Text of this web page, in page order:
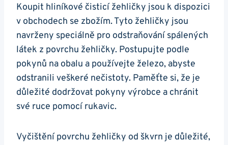
Koupit hliníkové⁢ čisticí žehličky jsou k dispozici
v obchodech se​ zbožím. Tyto žehličky ⁢jsou
navrženy⁢ speciálně pro⁢ odstraňování spálených
látek z povrchu žehličky.⁤ Postupujte podle ​
pokynů na​ obalu a používejte železo,‌ abyste
odstranili veškeré nečistoty. Paměťte si, že je
důležité dodržovat‍ pokyny výrobce a‍ chránit
své ruce⁣ pomocí rukavic.
Vyčištění povrchu žehličky od škvrn je důležité,